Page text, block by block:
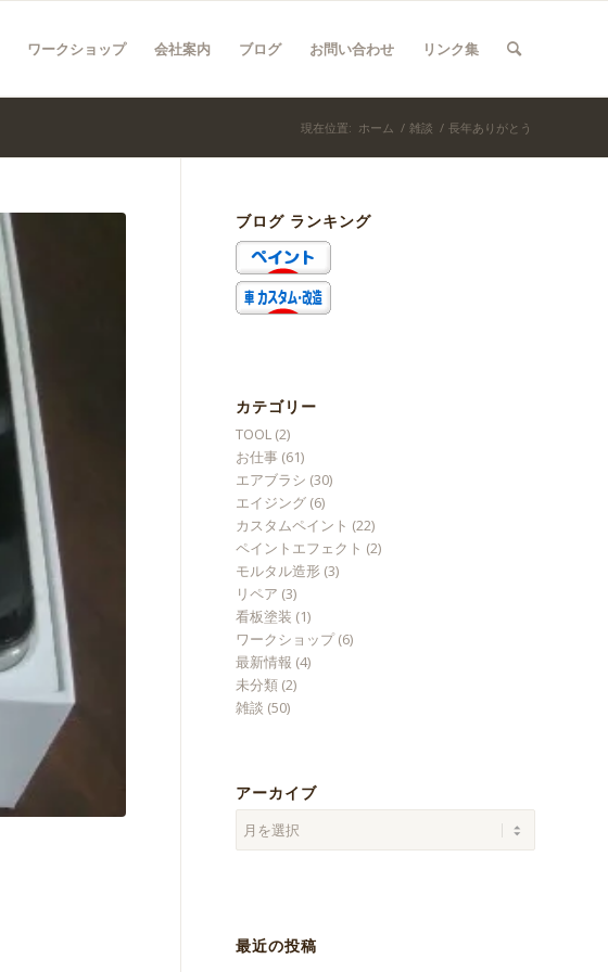
ワークショップ 会社案内 ブログ お問い合わせ リンク集
現在位置: ホーム / 雑談 / 長年ありがとう
ブログ ランキング
カテゴリー
TOOL (2)
お仕事 (61)
エアブラシ (30)
エイジング (6)
カスタムペイント (22)
ペイントエフェクト (2)
モルタル造形 (3)
リペア (3)
看板塗装 (1)
ワークショップ(6)
最新情報 (4)
未分類 (2)
雑談 (50)
アーカイブ
最近の投稿